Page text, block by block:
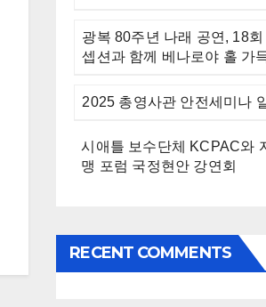
광복 80주년 나래 공연, 18회
셉션과 함께 베나로야 홀 가
2025 총영사관 안전세미나
시애틀 보수단체 KCPAC와
맹 포럼 국정현안 강연회
RECENT COMMENTS